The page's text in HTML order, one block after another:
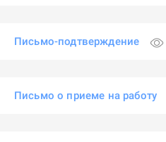
Письмо-подтверждение
Письмо о приеме на работу